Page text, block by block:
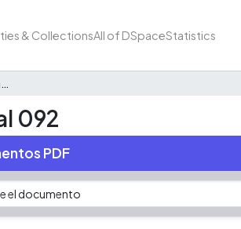
& CollectionsAll of DSpaceStatistics
092
PDF